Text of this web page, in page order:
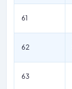
61
62
63